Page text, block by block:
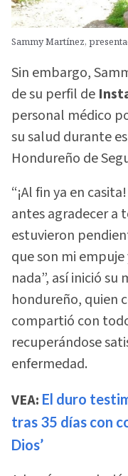
Sammy Martínez,
Sin embargo,
de su perfil de
personal médico
su salud durante
Hondureño de
“¡Al fin ya en
antes agradecer a
estuvieron
que son mi
nada”, así inició
hondureño, quien
compartió con
recuperándose
enfermedad.
VEA: El duro
tras 35 días con
Dios’